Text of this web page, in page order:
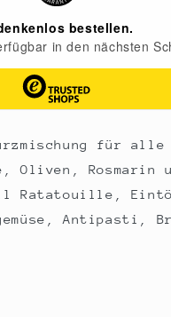
für alle
Oliven, Rosmarin
Ratatouille,
Antipasti,